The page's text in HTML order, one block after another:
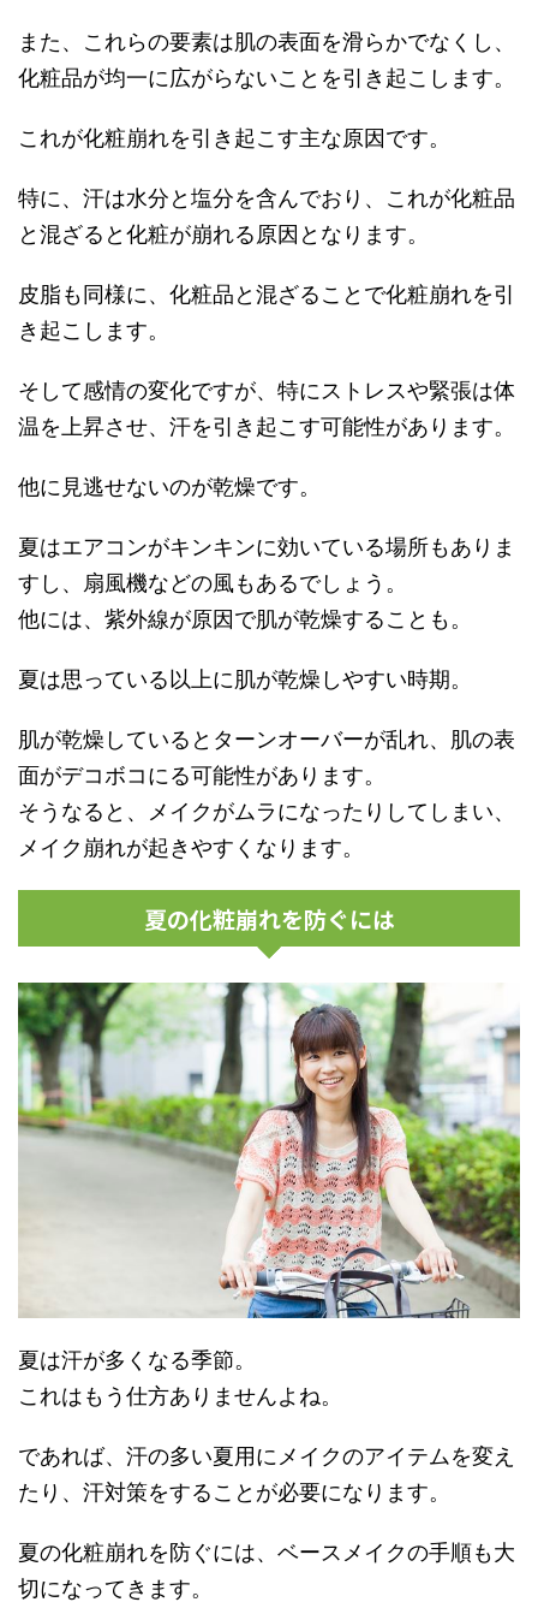
また、これらの要素は肌の表面を滑らかでなくし、
化粧品が均一に広がらないことを引き起こします。
これが化粧崩れを引き起こす主な原因です。
特に、汗は水分と塩分を含んでおり、これが化粧品
と混ざると化粧が崩れる原因となります。
皮脂も同様に、化粧品と混ざることで化粧崩れを引
き起こします。
そして感情の変化ですが、特にストレスや緊張は体
温を上昇させ、汗を引き起こす可能性があります。
他に見逃せないのが乾燥です。
夏はエアコンがキンキンに効いている場所もありま
すし、扇風機などの風もあるでしょう。
他には、紫外線が原因で肌が乾燥することも。
夏は思っている以上に肌が乾燥しやすい時期。
肌が乾燥しているとターンオーバーが乱れ、肌の表
面がデコボコにる可能性があります。
そうなると、メイクがムラになったりしてしまい、
メイク崩れが起きやすくなります。
夏の化粧崩れを防ぐには
夏は汗が多くなる季節。
これはもう仕方ありませんよね。
であれば、汗の多い夏用にメイクのアイテムを変え
たり、汗対策をすることが必要になります。
夏の化粧崩れを防ぐには、ベースメイクの手順も大
切になってきます。